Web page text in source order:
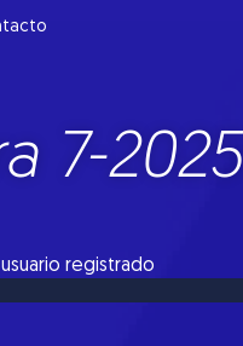
7-2025
registrado